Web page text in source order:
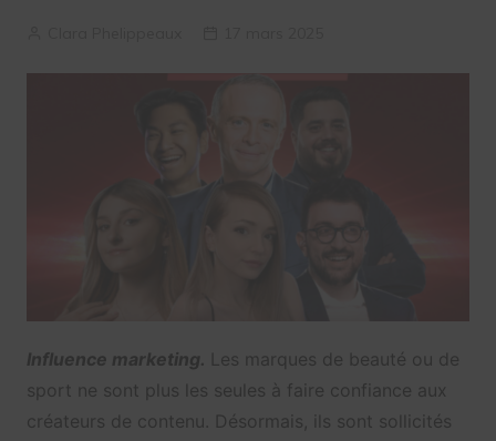
Influence marketing. Les marques de beauté ou de
sport ne sont plus les seules à faire confiance aux
créateurs de contenu. Désormais, ils sont sollicités